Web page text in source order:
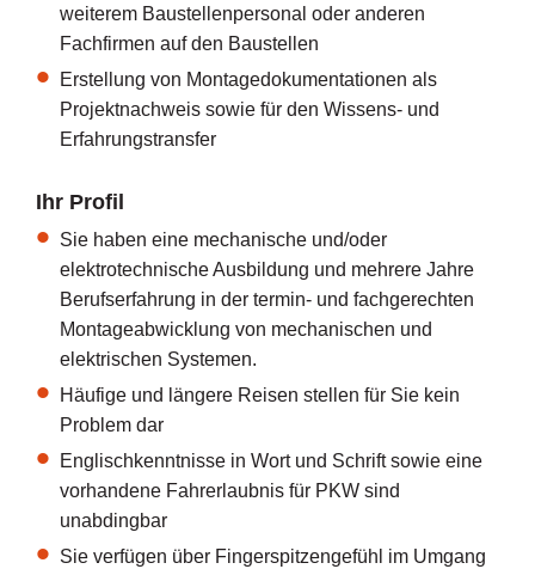
weiterem Baustellenpersonal oder anderen
Fachfirmen auf den Baustellen
Erstellung von Montagedokumentationen als
Projektnachweis sowie für den Wissens- und
Erfahrungstransfer
Ihr Profil
Sie haben eine mechanische und/oder
elektrotechnische Ausbildung und mehrere Jahre
Berufserfahrung in der termin- und fachgerechten
Montageabwicklung von mechanischen und
elektrischen Systemen.
Häufige und längere Reisen stellen für Sie kein
Problem dar
Englischkenntnisse in Wort und Schrift sowie eine
vorhandene Fahrerlaubnis für PKW sind
unabdingbar
Sie verfügen über Fingerspitzengefühl im Umgang